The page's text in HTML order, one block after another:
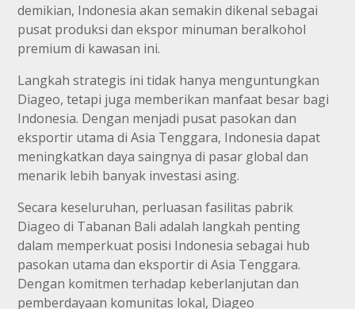
demikian, Indonesia akan semakin dikenal sebagai
pusat produksi dan ekspor minuman beralkohol
premium di kawasan ini.
Langkah strategis ini tidak hanya menguntungkan
Diageo, tetapi juga memberikan manfaat besar bagi
Indonesia. Dengan menjadi pusat pasokan dan
eksportir utama di Asia Tenggara, Indonesia dapat
meningkatkan daya saingnya di pasar global dan
menarik lebih banyak investasi asing.
Secara keseluruhan, perluasan fasilitas pabrik
Diageo di Tabanan Bali adalah langkah penting
dalam memperkuat posisi Indonesia sebagai hub
pasokan utama dan eksportir di Asia Tenggara.
Dengan komitmen terhadap keberlanjutan dan
pemberdayaan komunitas lokal, Diageo